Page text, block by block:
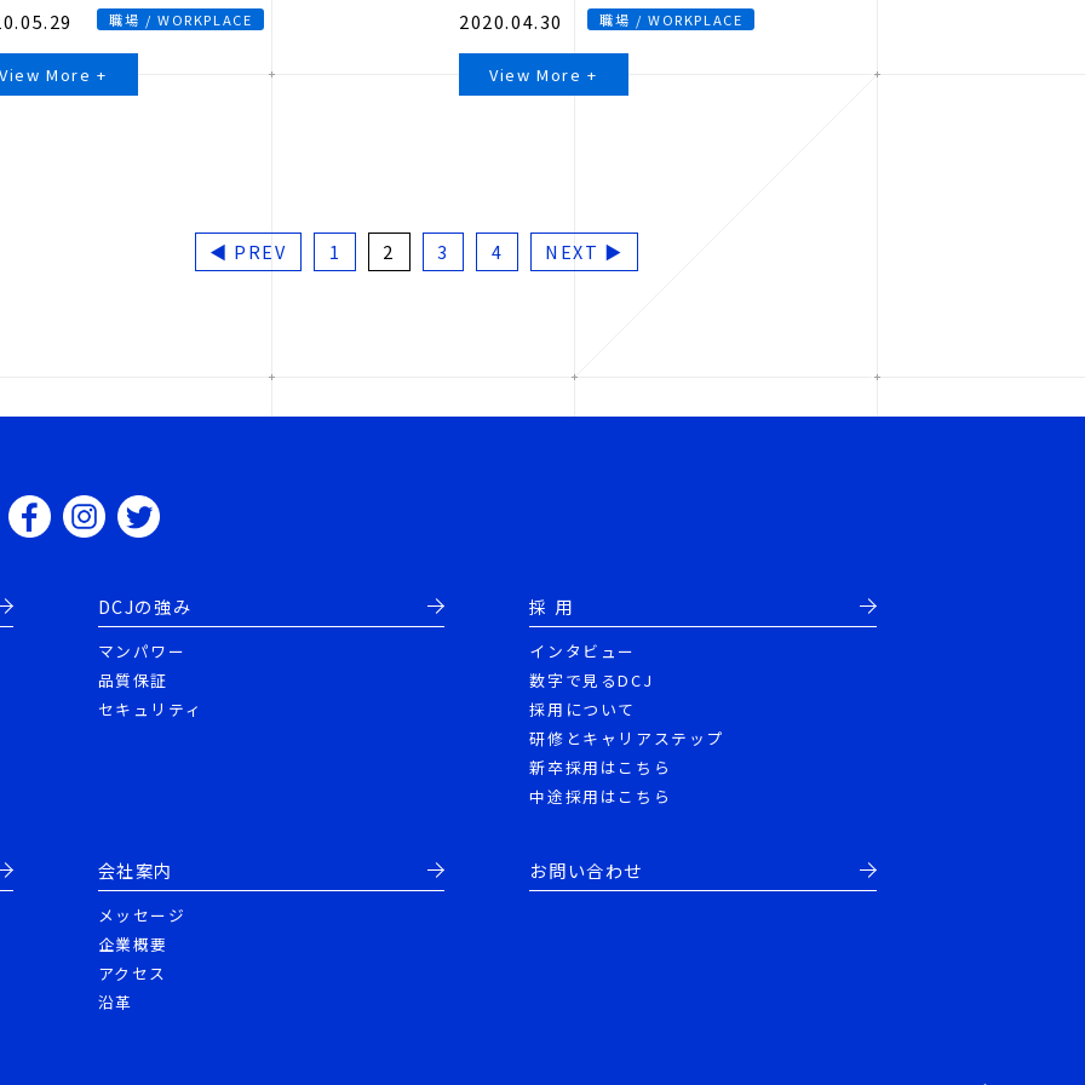
職場 / WORKPLACE
View More +
2020.04.30 職場 / WORKPLACE
View More +
◀ PREV 1 2 3 4 NEXT ▶
DCJの強み
マンパワー
品質保証
セキュリティ
採 用
インタビュー
数字で見るDCJ
採用について
研修とキャリアステップ
新卒採用はこちら
中途採用はこちら
会社案内
メッセージ
企業概要
アクセス
沿革
お問い合わせ